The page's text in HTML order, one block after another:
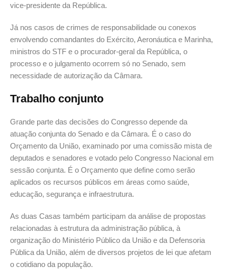
vice-presidente da República.
Já nos casos de crimes de responsabilidade ou conexos
envolvendo comandantes do Exército, Aeronáutica e Marinha,
ministros do STF e o procurador-geral da República, o
processo e o julgamento ocorrem só no Senado, sem
necessidade de autorização da Câmara.
Trabalho conjunto
Grande parte das decisões do Congresso depende da
atuação conjunta do Senado e da Câmara. É o caso do
Orçamento da União, examinado por uma comissão mista de
deputados e senadores e votado pelo Congresso Nacional em
sessão conjunta. É o Orçamento que define como serão
aplicados os recursos públicos em áreas como saúde,
educação, segurança e infraestrutura.
As duas Casas também participam da análise de propostas
relacionadas à estrutura da administração pública, à
organização do Ministério Público da União e da Defensoria
Pública da União, além de diversos projetos de lei que afetam
o cotidiano da população.